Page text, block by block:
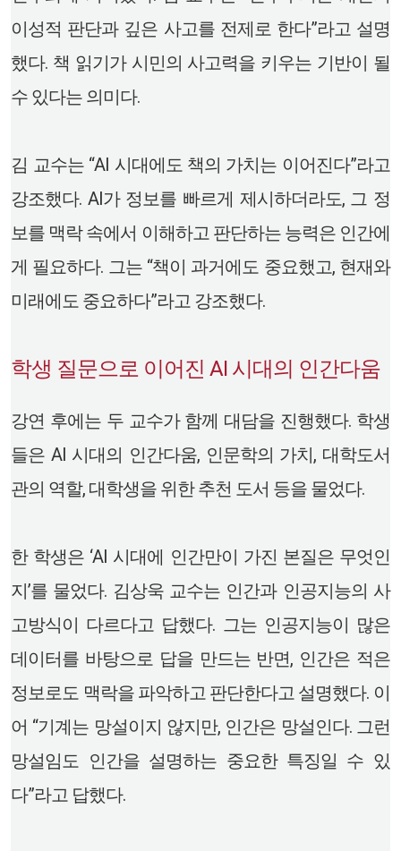
이성적 판단과 깊은 사고를 전제로 한다”라고 설명
했다. 책 읽기가 시민의 사고력을 키우는 기반이 될
수 있다는 의미다.
김 교수는 “AI 시대에도 책의 가치는 이어진다”라고
강조했다. AI가 정보를 빠르게 제시하더라도, 그 정
보를 맥락 속에서 이해하고 판단하는 능력은 인간에
게 필요하다. 그는 “책이 과거에도 중요했고, 현재와
미래에도 중요하다”라고 강조했다.
학생 질문으로 이어진 AI 시대의 인간다움
강연 후에는 두 교수가 함께 대담을 진행했다. 학생
들은 AI 시대의 인간다움, 인문학의 가치, 대학도서
관의 역할, 대학생을 위한 추천 도서 등을 물었다.
한 학생은 ‘AI 시대에 인간만이 가진 본질은 무엇인
지’를 물었다. 김상욱 교수는 인간과 인공지능의 사
고방식이 다르다고 답했다. 그는 인공지능이 많은
데이터를 바탕으로 답을 만드는 반면, 인간은 적은
정보로도 맥락을 파악하고 판단한다고 설명했다. 이
어 “기계는 망설이지 않지만, 인간은 망설인다. 그런
망설임도 인간을 설명하는 중요한 특징일 수 있
다”라고 답했다.